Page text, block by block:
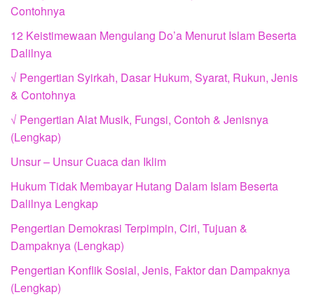
Contohnya
12 Keistimewaan Mengulang Do’a Menurut Islam Beserta
Dalilnya
√ Pengertian Syirkah, Dasar Hukum, Syarat, Rukun, Jenis
& Contohnya
√ Pengertian Alat Musik, Fungsi, Contoh & Jenisnya
(Lengkap)
Unsur – Unsur Cuaca dan Iklim
Hukum Tidak Membayar Hutang Dalam Islam Beserta
Dalilnya Lengkap
Pengertian Demokrasi Terpimpin, Ciri, Tujuan &
Dampaknya (Lengkap)
Pengertian Konflik Sosial, Jenis, Faktor dan Dampaknya
(Lengkap)